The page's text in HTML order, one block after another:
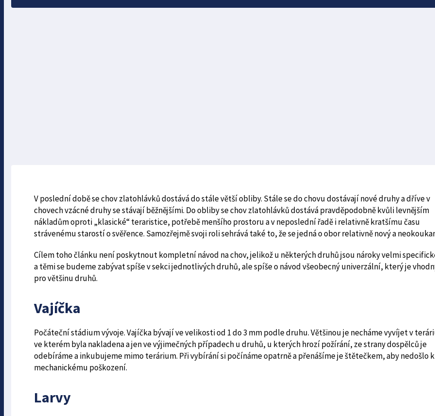
V poslední době se chov zlatohlávků dostává do stále větší obliby. Stále se do chovu dostávají nové druhy a dříve v
chovech vzácné druhy se stávají běžnějšími. Do obliby se chov zlatohlávků dostává pravděpodobně kvůli levnějším
nákladům oproti „klasické“ teraristice, potřebě menšího prostoru a v neposlední řadě i relativně kratšímu času
strávenému starostí o svěřence. Samozřejmě svoji roli sehrává také to, že se jedná o obor relativně nový a
Cílem toho článku není poskytnout kompletní návod na chov, jelikož u některých druhů jsou nároky velmi
a těmi se budeme zabývat spíše v sekci jednotlivých druhů, ale spíše o návod všeobecný univerzální, který je
pro většinu druhů.
Vajíčka
Počáteční stádium vývoje. Vajíčka bývají ve velikosti od 1 do 3 mm podle druhu. Většinou je necháme vyvíjet v
ve kterém byla nakladena a jen ve výjimečných případech u druhů, u kterých hrozí požírání, ze strany dospělců je
odebíráme a inkubujeme mimo terárium. Při vybírání si počínáme opatrně a přenášíme je štětečkem, aby nedošlo k
mechanickému poškození.
Larvy